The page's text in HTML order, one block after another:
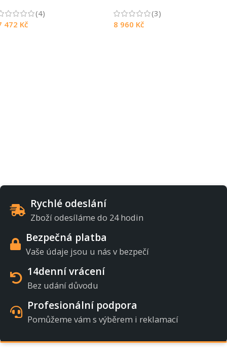
(4)
472 Kč
(3)
8 960 Kč
Rychlé odeslání
Zboží odesíláme do 24 hodin
Bezpečná platba
Vaše údaje jsou u nás v bezpečí
14denní vrácení
Bez udání důvodu
Profesionální podpora
Pomůžeme vám s výběrem i reklamací